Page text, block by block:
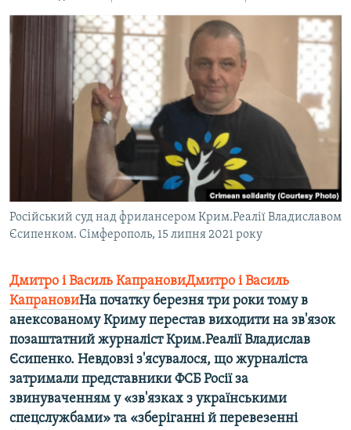
ВСЕ ЗА ДЕНЬ
СПЕЦПРОЕКТИ
ДЕПОРТАЦІЯ
ВІДЕОУРОКИ «ELIFBE»
СВІДЧЕННЯ ОКУПАЦІЇ
УКРАЇНСЬКА ПРОБЛЕМА КРИМУ
ІНФОГРАФІКА
ЯК ОБІЙТИ БЛОКУВАННЯ
Російський суд над фрилансером Крим.Реалії Владиславом
Єсипенком. Сімферополь, 15 липня 2021 року
Дмитро і Василь КапрановиДмитро і Василь
КапрановиНа початку березня три роки тому в
анексованому Криму перестав виходити на зв'язок
позаштатний журналіст Крим.Реалії Владислав
Єсипенко. Невдовзі з'ясувалося, що журналіста
затримали представники ФСБ Росії за
звинуваченням у «зв'язках з українськими
спецслужбами» та «зберіганні й перевезенні